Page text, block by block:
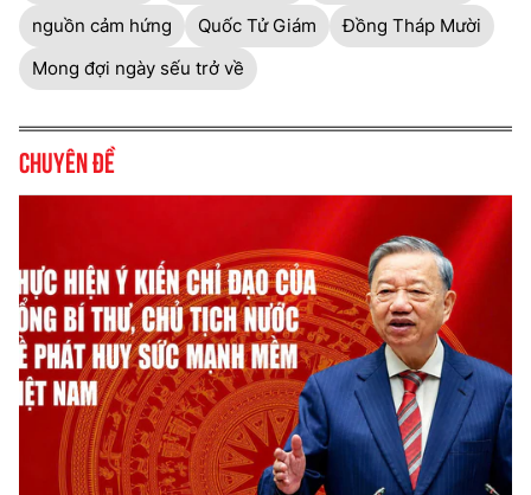
nguồn cảm hứng
Quốc Tử Giám
Đồng Tháp Mười
Mong đợi ngày sếu trở về
Chuyên đề